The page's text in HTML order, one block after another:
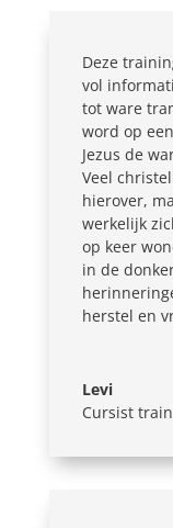
Deze
vol
tot ware
word op
Jezus de
Veel
hierover,
werkelijk
op keer
in de
herstel en
Levi
Cursist